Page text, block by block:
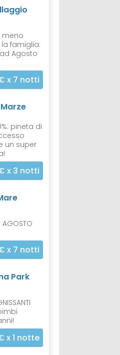
meno
famiglia:
Agosto
x 7 notti
pineta di
un super
x 3 notti
AGOSTO
x 7 notti
Park
x 1 notte